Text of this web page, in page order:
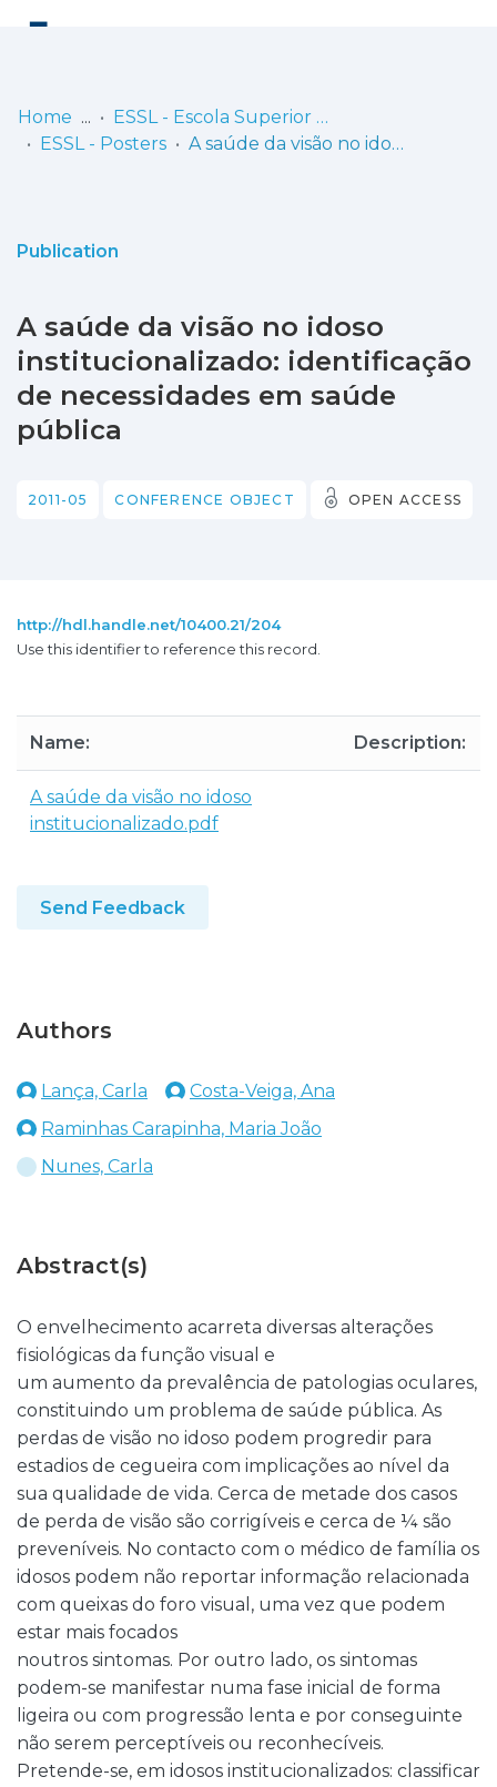
Statistics
Home
ESSL - Escola Superior de Saúde de Lisboa
ESSL - Posters
A saúde da visão no idoso institucionalizado: identificação de necessidades em saúde pública
Publication
A saúde da visão no idoso
institucionalizado: identificação
de necessidades em saúde
pública
2011-05 CONFERENCE OBJECT OPEN ACCESS
http://hdl.handle.net/10400.21/204
Use this identifier to reference this record.
Name: Description:
A saúde da visão no idoso
institucionalizado.pdf
Send Feedback
Authors
Lança, Carla
Costa-Veiga, Ana
Raminhas Carapinha, Maria João
Nunes, Carla
Abstract(s)
O envelhecimento acarreta diversas alterações
fisiológicas da função visual e
um aumento da prevalência de patologias oculares,
constituindo um problema de saúde pública. As
perdas de visão no idoso podem progredir para
estadios de cegueira com implicações ao nível da
sua qualidade de vida. Cerca de metade dos casos
de perda de visão são corrigíveis e cerca de ¼ são
preveníveis. No contacto com o médico de família os
idosos podem não reportar informação relacionada
com queixas do foro visual, uma vez que podem
estar mais focados
noutros sintomas. Por outro lado, os sintomas
podem-se manifestar numa fase inicial de forma
ligeira ou com progressão lenta e por conseguinte
não serem perceptíveis ou reconhecíveis.
Pretende-se, em idosos institucionalizados: classificar